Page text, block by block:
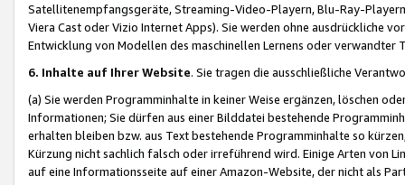
Satellitenempfangsgeräte, Streaming-Video-Playern, Blu-Ray-
Viera Cast oder Vizio Internet Apps). Sie werden ohne ausdrückliche
Entwicklung von Modellen des maschinellen Lernens oder
6. Inhalte auf Ihrer Website. Sie tragen die ausschließliche
(a) Sie werden Programminhalte in keiner Weise ergänzen, löschen
Informationen; Sie dürfen aus einer Bilddatei bestehende
erhalten bleiben bzw. aus Text bestehende Programminhalte so
Kürzung nicht sachlich falsch oder irreführend wird. Einige Arten von
auf eine Informationsseite auf einer Amazon-Website, der nicht als